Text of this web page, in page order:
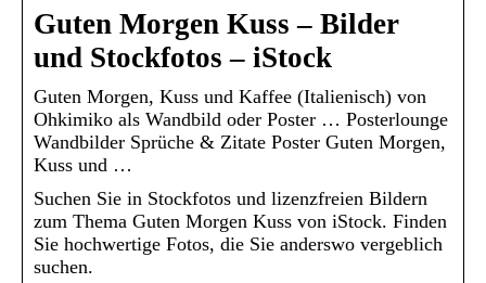
Guten Morgen Kuss – Bilder
und Stockfotos – iStock
Guten Morgen, Kuss und Kaffee (Italienisch) von
Ohkimiko als Wandbild oder Poster … Posterlounge
Wandbilder Sprüche & Zitate Poster Guten Morgen,
Kuss und …
Suchen Sie in Stockfotos und lizenzfreien Bildern
zum Thema Guten Morgen Kuss von iStock. Finden
Sie hochwertige Fotos, die Sie anderswo vergeblich
suchen.